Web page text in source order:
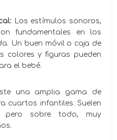
Los estímulos sonoros,
fundamentales en los
Un buen móvil o caja de
colores y figuras pueden
el bebé.
una amplia gama de
cuartos infantiles. Suelen
pero sobre todo, muy